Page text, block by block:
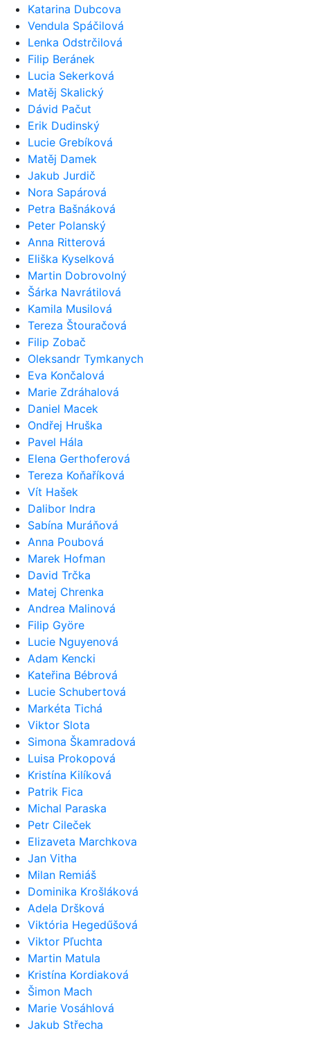
Katarina Dubcova
Vendula Spáčilová
Lenka Odstrčilová
Filip Beránek
Lucia Sekerková
Matěj Skalický
Dávid Pačut
Erik Dudinský
Lucie Grebíková
Matěj Damek
Jakub Jurdič
Nora Sapárová
Petra Bašnáková
Peter Polanský
Anna Ritterová
Eliška Kyselková
Martin Dobrovolný
Šárka Navrátilová
Kamila Musilová
Tereza Štouračová
Filip Zobač
Oleksandr Tymkanych
Eva Končalová
Marie Zdráhalová
Daniel Macek
Ondřej Hruška
Pavel Hála
Elena Gerthoferová
Tereza Koňaříková
Vít Hašek
Dalibor Indra
Sabína Muráňová
Anna Poubová
Marek Hofman
David Trčka
Matej Chrenka
Andrea Malinová
Filip Györe
Lucie Nguyenová
Adam Kencki
Kateřina Bébrová
Lucie Schubertová
Markéta Tichá
Viktor Slota
Simona Škamradová
Luisa Prokopová
Kristína Kilíková
Patrik Fica
Michal Paraska
Petr Cileček
Elizaveta Marchkova
Jan Vitha
Milan Remiáš
Dominika Krošláková
Adela Dršková
Viktória Hegedűšová
Viktor Pľuchta
Martin Matula
Kristína Kordiaková
Šimon Mach
Marie Vosáhlová
Jakub Střecha